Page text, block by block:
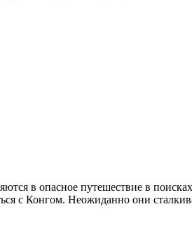
в опасное путешествие в
с Конгом. Неожиданно они